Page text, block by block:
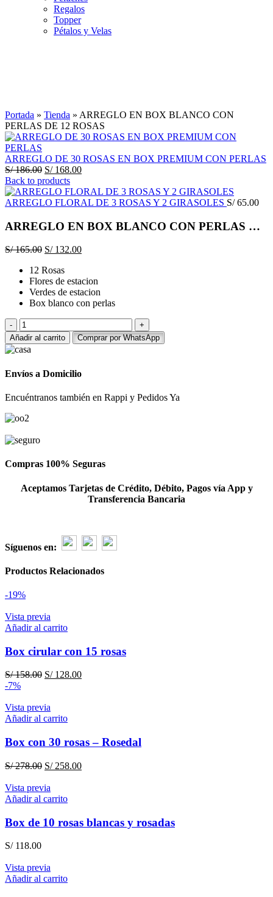
Regalos
Topper
Pétalos y Velas
Portada » Tienda » ARREGLO EN BOX BLANCO CON
PERLAS DE 12 ROSAS
ARREGLO DE 30 ROSAS EN BOX PREMIUM CON PERLAS
S/186.00 El
precio
original
era:
S/168.00El
actual
es:
Back to products
ARREGLO FLORAL DE 3 ROSAS Y 2 GIRASOLES S/65.00
ARREGLO EN BOX BLANCO CON PERLAS DE 12 ROSAS
S/165.00 El
original
era:
S/ 165.00.
S/132.00El
es:
S/ 132.00.
12 Rosas
Flores de estacion
Verdes de estacion
Box blanco con perlas
ARREGLO
EN
BOX
BLANCO
PERLAS
12
cantidad
Añadir al carrito Comprar por WhatsApp
Envíos a Domicilio
Encuéntranos también en Rappi y Pedidos Ya
Compras 100% Seguras
Aceptamos Tarjetas de Crédito, Débito, Pagos vía App y
Transferencia Bancaria
Síguenos en:
Productos Relacionados
-19%
Vista previa
Añadir al carrito
Box cirular con 15 rosas
S/158.00 El
era:
S/ 158.00.
S/128.00El
-7%
Vista previa
Añadir al carrito
Box con 30 rosas – Rosedal
S/278.00 El
original
era:
S/258.00El
Vista previa
Añadir al carrito
Box de 10 rosas blancas y rosadas
S/118.00
Vista previa
Añadir al carrito